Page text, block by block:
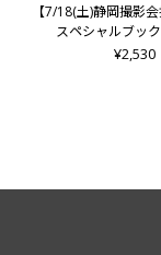
【7/18(土)静岡撮影
スペシャルブッ
¥2,530